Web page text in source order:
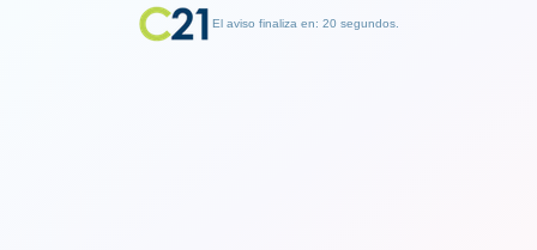
El aviso finaliza en: 19 segundos.